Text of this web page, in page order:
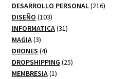
productos
DESARROLLO PERSONAL 216216
DISEÑO 103103
productos
INFORMATICA 3131
MAGIA 33
productos
DRONES 44
productos
DROPSHIPPING 2525
MEMBRESIA 11